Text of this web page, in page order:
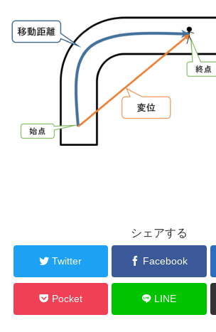
シェアする
Twitter Facebook
Pocket LINE